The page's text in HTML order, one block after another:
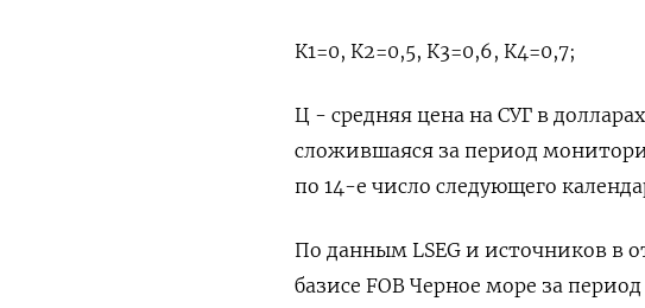
К1=0, К2=0,5, К3=0,6, К4=0,7;
Ц - средняя цена на СУГ в
сложившаяся за период
по 14-е число следующего
По данным LSEG и источников в
базисе FOB Черное море за